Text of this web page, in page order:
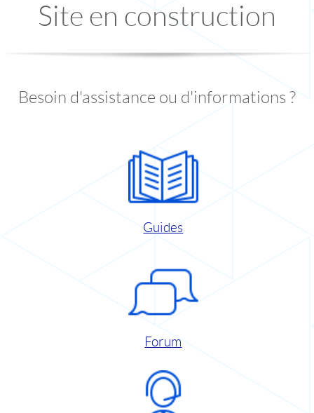
Site en construction
Besoin d'assistance ou d'informations ?
Guides
Forum